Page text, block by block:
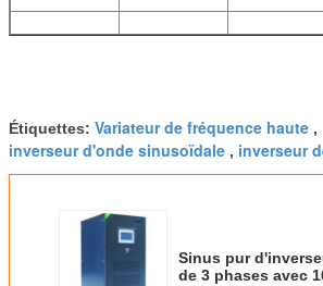
Étiquettes: Variateur de fréquence haute ,
inverseur d'onde sinusoïdale , inverseur
Sinus pur
de 3 phases avec